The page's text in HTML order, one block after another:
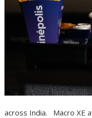
across India. Macro XE